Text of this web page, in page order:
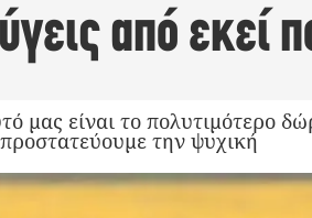
από εκεί
μας είναι το πολυτιμότερο
την ψυχική